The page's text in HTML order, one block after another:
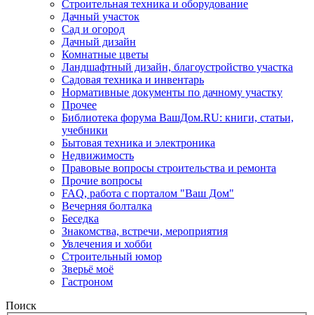
Строительная техника и оборудование
Дачный участок
Сад и огород
Дачный дизайн
Комнатные цветы
Ландшафтный дизайн, благоустройство участка
Садовая техника и инвентарь
Нормативные документы по дачному участку
Прочее
Библиотека форума ВашДом.RU: книги, статьи,
учебники
Бытовая техника и электроника
Недвижимость
Правовые вопросы строительства и ремонта
Прочие вопросы
FAQ, работа с порталом "Ваш Дом"
Вечерняя болталка
Беседка
Знакомства, встречи, мероприятия
Увлечения и хобби
Строительный юмор
Зверьё моё
Гастроном
Поиск